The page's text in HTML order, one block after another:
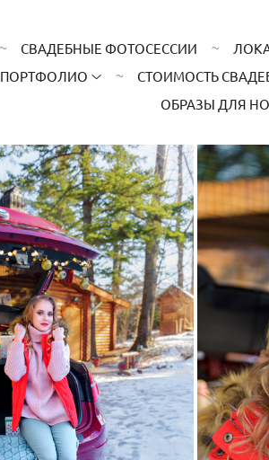
СВАДЕБНЫЕ ФОТОСЕССИИ
ПОРТФОЛИО
СТОИМОСТЬ
ОБРАЗЫ ДЛЯ